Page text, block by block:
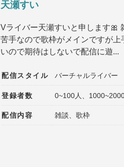
天瀬すい
Vライバー天瀬すいと申します🎀
苦手なので歌枠がメインですが上
いので期待はしないで配信に遊...
配信スタイル バーチャルライバー
登録者数 0~100人、
配信内容 雑談、歌枠